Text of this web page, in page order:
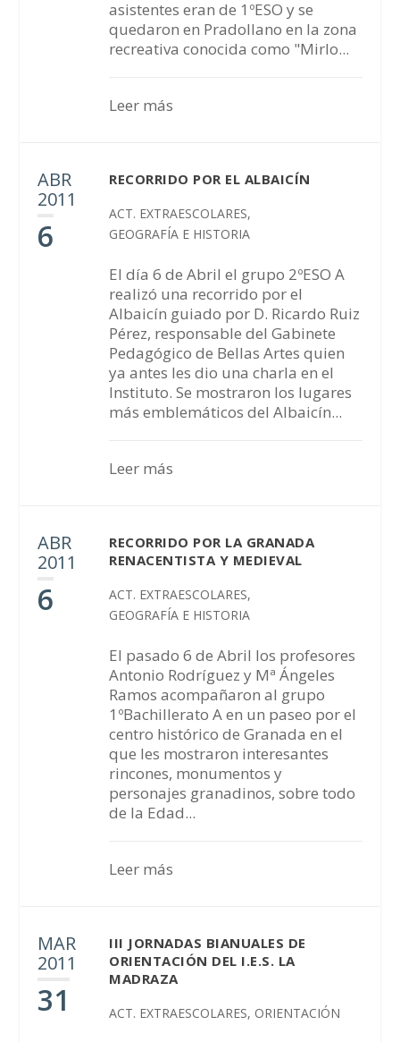
asistentes eran de 1ºESO y se
quedaron en Pradollano en la zona
recreativa conocida como "Mirlo...
Leer más
ABR
2011
6
RECORRIDO POR EL ALBAICÍN
ACT. EXTRAESCOLARES,
GEOGRAFÍA E HISTORIA
El día 6 de Abril el grupo 2ºESO A
realizó una recorrido por el
Albaicín guiado por D. Ricardo Ruiz
Pérez, responsable del Gabinete
Pedagógico de Bellas Artes quien
ya antes les dio una charla en el
Instituto. Se mostraron los lugares
más emblemáticos del Albaicín...
Leer más
ABR
2011
6
RECORRIDO POR LA GRANADA
RENACENTISTA Y MEDIEVAL
ACT. EXTRAESCOLARES,
GEOGRAFÍA E HISTORIA
El pasado 6 de Abril los profesores
Antonio Rodríguez y Mª Ángeles
Ramos acompañaron al grupo
1ºBachillerato A en un paseo por el
centro histórico de Granada en el
que les mostraron interesantes
rincones, monumentos y
personajes granadinos, sobre todo
de la Edad...
Leer más
MAR
2011
31
III JORNADAS BIANUALES DE
ORIENTACIÓN DEL I.E.S. LA
MADRAZA
ACT. EXTRAESCOLARES, ORIENTACIÓN